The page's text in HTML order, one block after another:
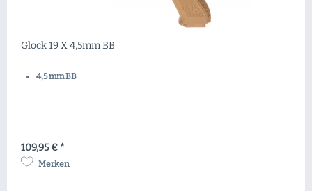
Glock 19 X 4,5mm BB
4,5 mm BB
109,95 € *
Merken